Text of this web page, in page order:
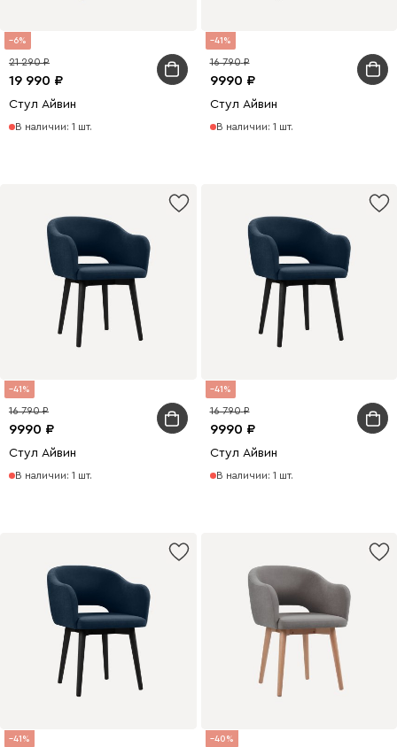
6
19 990
21 290
Стул Айвин
В наличии: 1 шт.
41
9990
16 790
Стул Айвин
В наличии: 1 шт.
41
9990
16 790
Стул Айвин
В наличии: 1 шт.
41
9990
16 790
Стул Айвин
В наличии: 1 шт.
41 40